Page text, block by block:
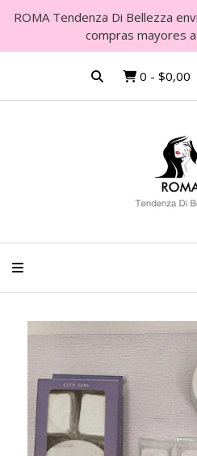
ROMA Tendenza Di Bellezza
compras mayores
0 - $0,00